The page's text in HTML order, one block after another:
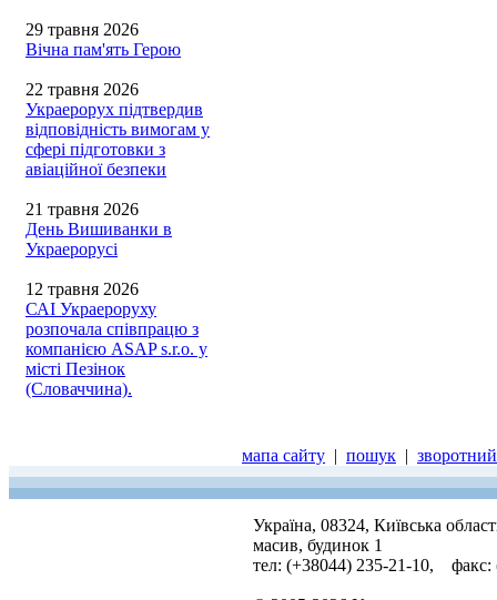
29 травня 2026
Вічна пам'ять Герою
22 травня 2026
Украерорух підтвердив
відповідність вимогам у
сфері підготовки з
авіаційної безпеки
21 травня 2026
День Вишиванки в
Украерорусі
12 травня 2026
САІ Украероруху
розпочала співпрацю з
компанією ASAP s.r.o. у
місті Пезінок
(Словаччина).
мапа сайту | пошук |
Україна, 08324, Київська
масив, будинок 1
тел: (+38044) 235-21-10, факс: